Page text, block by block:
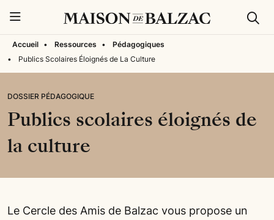
Accueil • Ressources •
Pédagogiques
•
Publics Scolaires Éloignés de La Culture
DOSSIER PÉDAGOGIQUE
Publics scolaires éloignés de
la culture
Le Cercle des Amis de Balzac vous propose un